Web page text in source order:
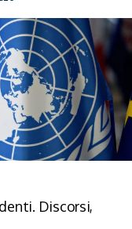
Discorsi,